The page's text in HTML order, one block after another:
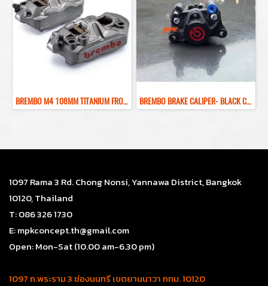
BREMBO M4 108MM TITANIUM FRONT BRAKE CALIPER ปั๊มเบรคเบรมโบ้สีไทเทเนียม 108MM ฺBREMBO BRAKE CALIPER- BLACK COLOR REAR BRAKE RED LOGO
1097 Rama 3 Rd. Chong Nonsi, Yannawa District, Bangkok
10120, Thailand
T: 086 326 1730
E: mpkconcept.th@gmail.com
Open: Mon-Sat (10.00 am-6.30 pm)
1097 ถ.พระราม 3 ช่องนนทรี เขตยานนาวา กทม. 10120